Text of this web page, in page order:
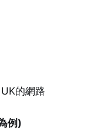
的網路
例)